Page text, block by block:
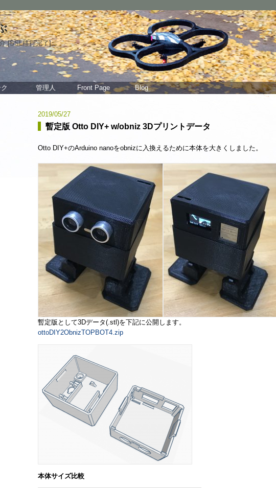
[SSL移行完了]
管理人 Front Page Blog
2019/05/27
暫定版 Otto DIY+ w/obniz 3Dプリントデータ
Otto DIY+のArduino nanoをobnizに入換えるために本体を大きくしました。
暫定版として3Dデータ(.stl)を下記に公開します。
ottoDIY2ObnizTOPBOT4.zip
本体サイズ比較